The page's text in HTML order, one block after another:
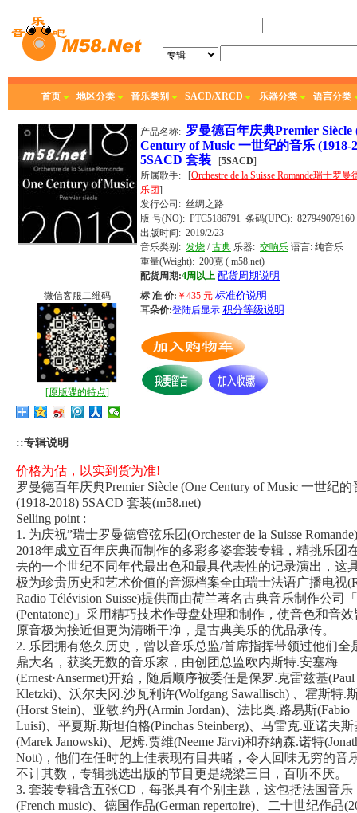
首页 地区分类 音乐类别 SACD/XRCD 乐器分类 语言分类
产品名称: 罗曼德百年庆典Premier Siècle
Century of Music 一世纪的音乐 (1918-
5SACD 套装 [5SACD]
所属歌手: [Orchestre de la Suisse Romande瑞士罗曼
乐团]
发行公司: 丝绸之路
版 号(NO): PTC5186791 条码(UPC): 827949079160
出版时间: 2019/2/23
音乐类别: 发烧 /古典 乐器: 交响乐 语言: 纯音乐
重量(Weight): 200克 ( m58.net)
配货周期:4周以上 配货周期说明
标 准 价: ￥ 435 元 标准价说明
耳朵价:登陆后显示 积分等级说明
微信客服二维码
[原版碟的特点]
::专辑说明
价格为估，以实到货为准!
罗曼德百年庆典Premier Siècle (One Century of Music 一世纪的
(1918-2018) 5SACD 套装(m58.net)
Selling point :
1. 为庆祝”瑞士罗曼德管弦乐团(Orchester de la Suisse
2018年成立百年庆典而制作的多彩多姿套装专辑，精挑乐团
去的一个世纪不同年代最出色和最具代表性的记录演出，这
极为珍贵历史和艺术价值的音源档案全由瑞士法语广播电视
Radio Télévision Suisse)提供而由荷兰著名古典音乐制作公司
(Pentatone)」采用精巧技术作母盘处理和制作，使音色和音效
原音极为接近但更为清晰干净，是古典美乐的优品承传。
2. 乐团拥有悠久历史，曾以音乐总监/首席指挥带领过他们全
鼎大名，获奖无数的音乐家，由创团总监欧内斯特.安塞梅
(Ernest·Ansermet)开始，随后顺序被委任是保罗.克雷兹基(Paul
Kletzki)、沃尔夫冈.沙瓦利许(Wolfgang Sawallisch) 、霍斯特.
(Horst Stein)、亚敏.约丹(Armin Jordan)、法比奥.路易斯(Fabio
Luisi)、平夏斯.斯坦伯格(Pinchas Steinberg)、马雷克.亚诺夫斯
(Marek Janowski)、尼姆.贾维(Neeme Järvi)和乔纳森.诺特
Nott)，他们在任时的上佳表现有目共睹，令人回味无穷的音
不计其数，专辑挑选出版的节目更是绕梁三日，百听不厌。
3. 套装专辑含五张CD，每张具有个别主题，这包括法国音乐
(French music)、德国作品(German repertoire)、二十世纪作品